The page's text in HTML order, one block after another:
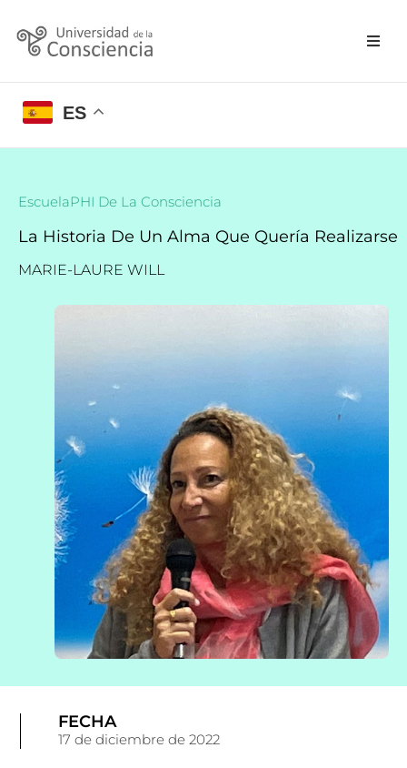
ES
EscuelaPHI De La Consciencia
La Historia De Un Alma Que Quería Realizarse
MARIE-LAURE WILL
FECHA
17 de diciembre de 2022